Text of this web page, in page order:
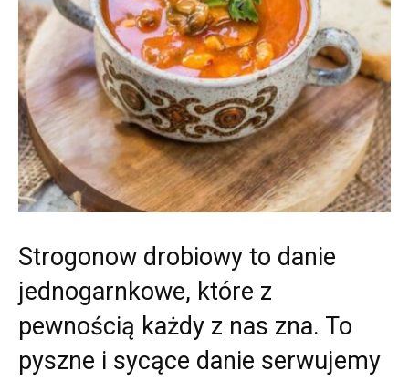
Strogonow drobiowy to danie
jednogarnkowe, które z
pewnością każdy z nas zna. To
pyszne i sycące danie serwujemy